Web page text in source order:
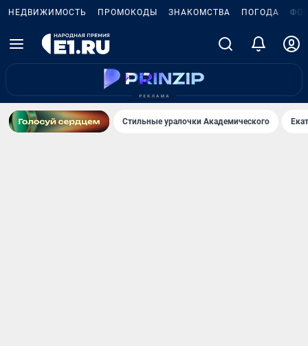
НЕДВИЖИМОСТЬ ПРОМОКОДЫ ЗНАКОМСТВА ПОГОДА
Стильные уралочки Академического